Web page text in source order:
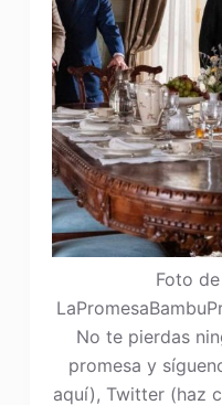
Foto
No te pierdas
promesa y
aquí), Twitter (haz